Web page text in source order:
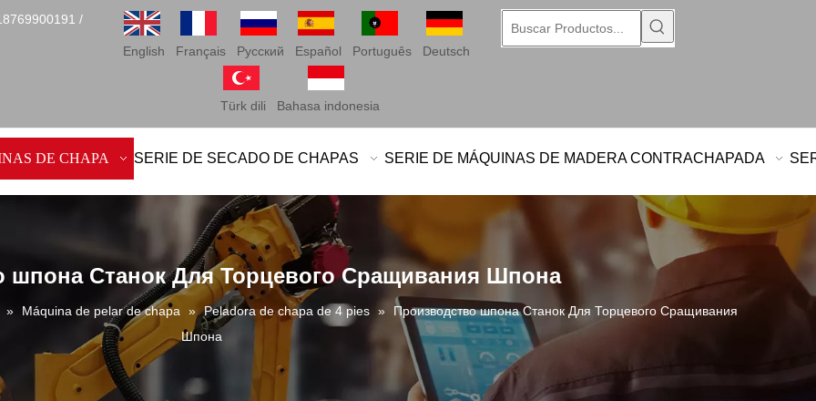
/
English
Français Pусский Español Português Deutsch
Türk dili Bahasa indonesia
DE CHAPA SERIE DE SECADO DE CHAPAS SERIE DE MÁQUINAS DE MADERA CONTRACHAPADA
шпона Станок Для Торцевого Сращивания Шпона
» Máquina de pelar de chapa » Peladora de chapa de 4 pies »
Производство шпона Станок Для Торцевого Сращивания
Шпона